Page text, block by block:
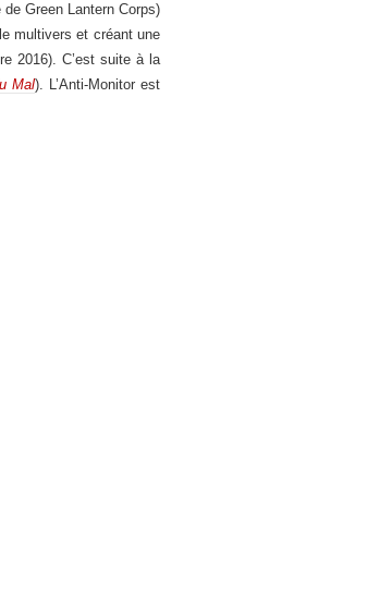
Green Lantern Corps)
multivers et créant une
2016). C’est suite à la
Mal). L’Anti-Monitor est